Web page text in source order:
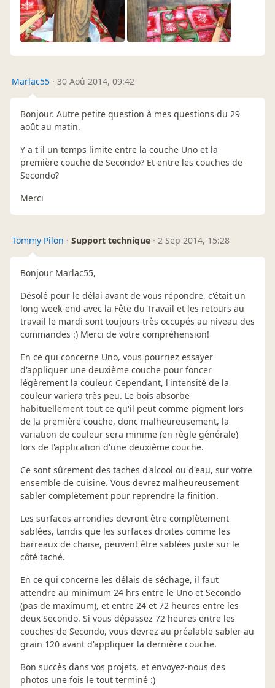
Marlac55 · 30 Aoû 2014, 09:42
Bonjour. Autre petite question à mes questions du 29
août au matin.
Y a t'il un temps limite entre la couche Uno et la
première couche de Secondo? Et entre les couches de
Secondo?
Merci
Tommy Pilon · Support technique · 2 Sep 2014, 15:28
Bonjour Marlac55,
Désolé pour le délai avant de vous répondre, c'était un
long week-end avec la Fête du Travail et les retours au
travail le mardi sont toujours très occupés au niveau des
commandes :) Merci de votre compréhension!
En ce qui concerne Uno, vous pourriez essayer
d'appliquer une deuxième couche pour foncer
légèrement la couleur. Cependant, l'intensité de la
couleur variera très peu. Le bois absorbe
habituellement tout ce qu'il peut comme pigment lors
de la première couche, donc malheureusement, la
variation de couleur sera minime (en règle générale)
lors de l'application d'une deuxième couche.
Ce sont sûrement des taches d'alcool ou d'eau, sur votre
ensemble de cuisine. Vous devrez malheureusement
sabler complètement pour reprendre la finition.
Les surfaces arrondies devront être complètement
sablées, tandis que les surfaces droites comme les
barreaux de chaise, peuvent être sablées juste sur le
côté taché.
En ce qui concerne les délais de séchage, il faut
attendre au minimum 24 hrs entre le Uno et Secondo
(pas de maximum), et entre 24 et 72 heures entre les
deux Secondo. Si vous dépassez 72 heures entre les
couches de Secondo, vous devrez au préalable sabler au
grain 120 avant d'appliquer la dernière couche.
Bon succès dans vos projets, et envoyez-nous des
photos une fois le tout terminé :)